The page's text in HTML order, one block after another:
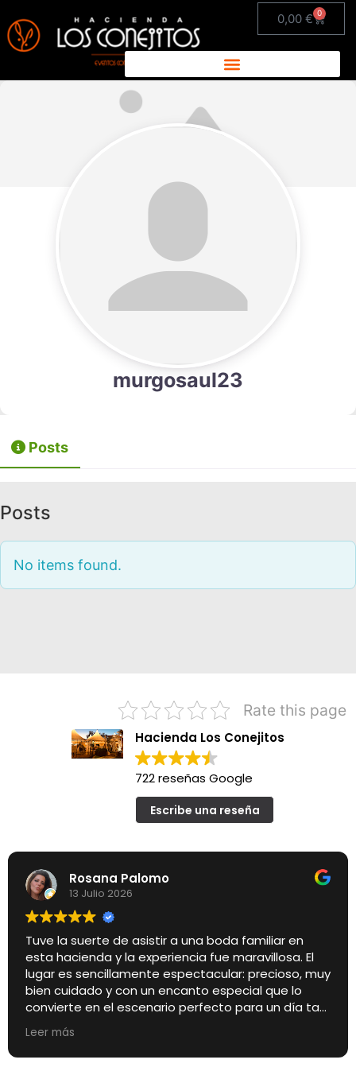
0,00€ 0
murgosaul23
Posts
Posts
No items found.
Rate this page
Hacienda Los Conejitos
722 reseñas Google
Escribe una reseña
Rosana Palomo
13 Julio 2026
Tuve la suerte de asistir a una boda familiar en
esta hacienda y la experiencia fue maravillosa. El
lugar es sencillamente espectacular: precioso, muy
bien cuidado y con un encanto especial que lo
convierte en el escenario perfecto para un día tan
importante.
Pero si algo quiero destacar especialmente es el
trato de los encargados de la finca. Desde el
Leer más